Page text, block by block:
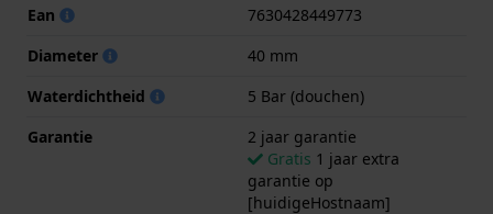
gebruik.
Ean
7630428449773
Diameter
40 mm
Waterdichtheid
5 Bar (douchen)
Garantie
2 jaar garantie
Gratis 1 jaar extra
garantie op
[huidigeHostnaam]